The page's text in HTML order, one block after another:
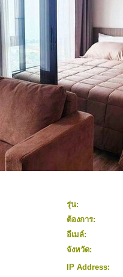
รุ่น:
ต้องการ:
อีเมล์:
จังหวัด:
IP Address: